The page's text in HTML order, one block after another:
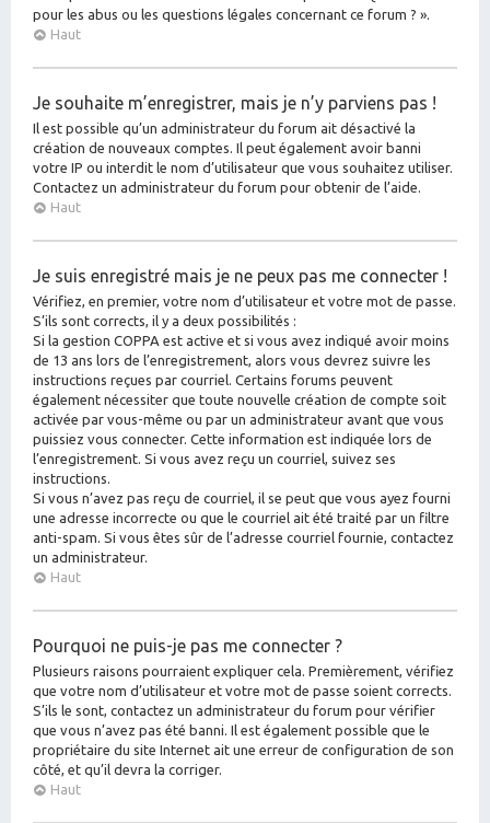
pour les abus ou les questions légales concernant ce forum ? ».
Haut
Je souhaite m’enregistrer, mais je n’y parviens pas !
Il est possible qu’un administrateur du forum ait désactivé la
création de nouveaux comptes. Il peut également avoir banni
votre IP ou interdit le nom d’utilisateur que vous souhaitez utiliser.
Contactez un administrateur du forum pour obtenir de l’aide.
Haut
Je suis enregistré mais je ne peux pas me connecter !
Vérifiez, en premier, votre nom d’utilisateur et votre mot de passe.
S’ils sont corrects, il y a deux possibilités :
Si la gestion COPPA est active et si vous avez indiqué avoir moins
de 13 ans lors de l’enregistrement, alors vous devrez suivre les
instructions reçues par courriel. Certains forums peuvent
également nécessiter que toute nouvelle création de compte soit
activée par vous-même ou par un administrateur avant que vous
puissiez vous connecter. Cette information est indiquée lors de
l’enregistrement. Si vous avez reçu un courriel, suivez ses
instructions.
Si vous n’avez pas reçu de courriel, il se peut que vous ayez fourni
une adresse incorrecte ou que le courriel ait été traité par un filtre
anti-spam. Si vous êtes sûr de l’adresse courriel fournie, contactez
un administrateur.
Haut
Pourquoi ne puis-je pas me connecter ?
Plusieurs raisons pourraient expliquer cela. Premièrement, vérifiez
que votre nom d’utilisateur et votre mot de passe soient corrects.
S’ils le sont, contactez un administrateur du forum pour vérifier
que vous n’avez pas été banni. Il est également possible que le
propriétaire du site Internet ait une erreur de configuration de son
côté, et qu’il devra la corriger.
Haut